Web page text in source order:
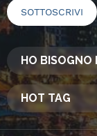
HO BISOGNO
HOT TAG